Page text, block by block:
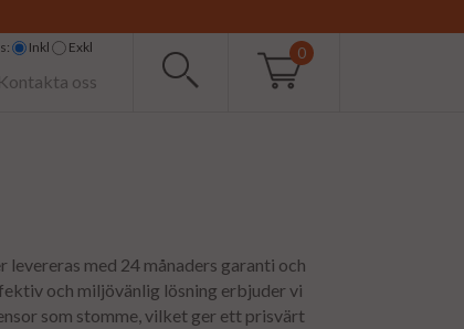
0
Inkl Exkl
Kontakta oss
med 24 månaders garanti och
och miljövänlig lösning erbjuder vi
som stomme, vilket ger ett prisvärt